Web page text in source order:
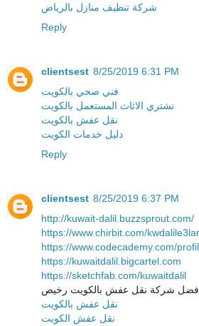
شركة تنظيف منازل بالرياض
Reply
clientsest 8/25/2019 6:31 PM
فني صحي بالكويت
نشتري الاثاث المستعمل بالكويت
نقل عفش بالكويت
دليل خدمات الكويت
Reply
clientsest 8/25/2019 6:37 PM
http://kuwait-dalil.buzzsprout.com/
https://www.chirbit.com/
https://www.codecademy.com/
https://kuwaitdalil.bigcartel.com
https://sketchfab.com/kuwaitdalil
شركة نقل عفش بالكويت رخيص
نقل عفش بالكويت
نقل عفش الكويت